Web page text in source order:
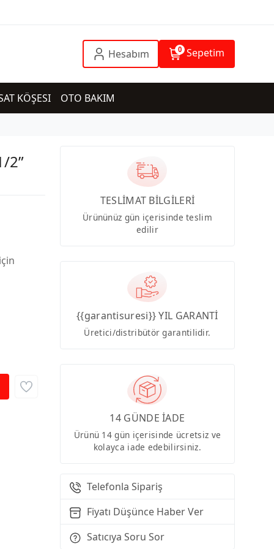
Hesabım 0 Sepetim
KÖŞESI OTO BAKIM
2”
TESLİMAT BİLGİLERİ
Ürününüz gün içerisinde teslim
edilir
{{garantisuresi}} YIL GARANTİ
Üretici/distribütör garantilidir.
14 GÜNDE İADE
Ürünü 14 gün içerisinde ücretsiz ve
kolayca iade edebilirsiniz.
Telefonla Sipariş
Fiyatı Düşünce Haber Ver
Satıcıya Soru Sor